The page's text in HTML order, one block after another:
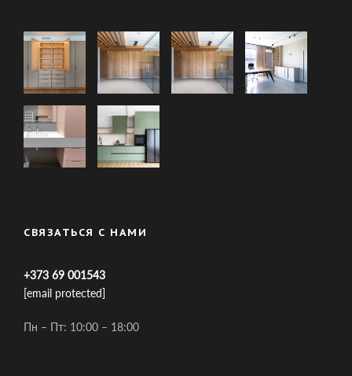
СВЯЗАТЬСЯ С НАМИ
+373 69 001543
[email protected]
Пн – Пт: 10:00 – 18:00